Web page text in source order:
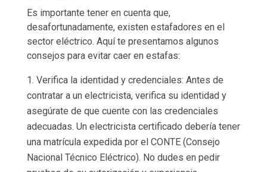
Es importante tener en cuenta que,
desafortunadamente, existen estafadores en el
sector eléctrico. Aquí te presentamos algunos
consejos para evitar caer en estafas:
Verifica la identidad y credenciales: Antes de
contratar a un electricista, verifica su identidad y
asegúrate de que cuente con las credenciales
adecuadas. Un electricista certificado debería tener
una matrícula expedida por el CONTE (Consejo
Nacional Técnico Eléctrico). No dudes en pedir